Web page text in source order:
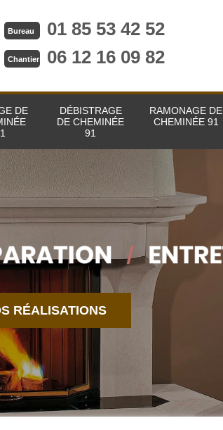
Bureau 01 85 53 42 52
Chantier 06 12 16 09 82
DE
DÉBISTRAGE
DE CHEMINÉE
91
RAMONAGE DE
CHEMINÉE 91
RÉALISATIONS